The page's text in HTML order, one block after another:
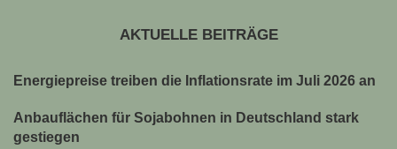
AKTUELLE BEITRÄGE
Energiepreise treiben die Inflationsrate im Juli 2026 an
Anbauflächen für Sojabohnen in Deutschland stark
gestiegen